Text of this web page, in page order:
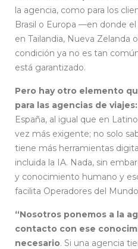
la agencia, como para los
Brasil o Europa —en donde
en Tailandia, Nueva Zelanda
condición ya no es tan
está garantizado.
Pero hay otro elemento
para las agencias de
España, al igual que en
vez más exigente; no solo
tiene más herramientas
incluida la IA. Nada, sin
y conocimiento humano y
facilita Operadores del
“Nosotros ponemos a la
contacto con ese
necesario. Si una agencia